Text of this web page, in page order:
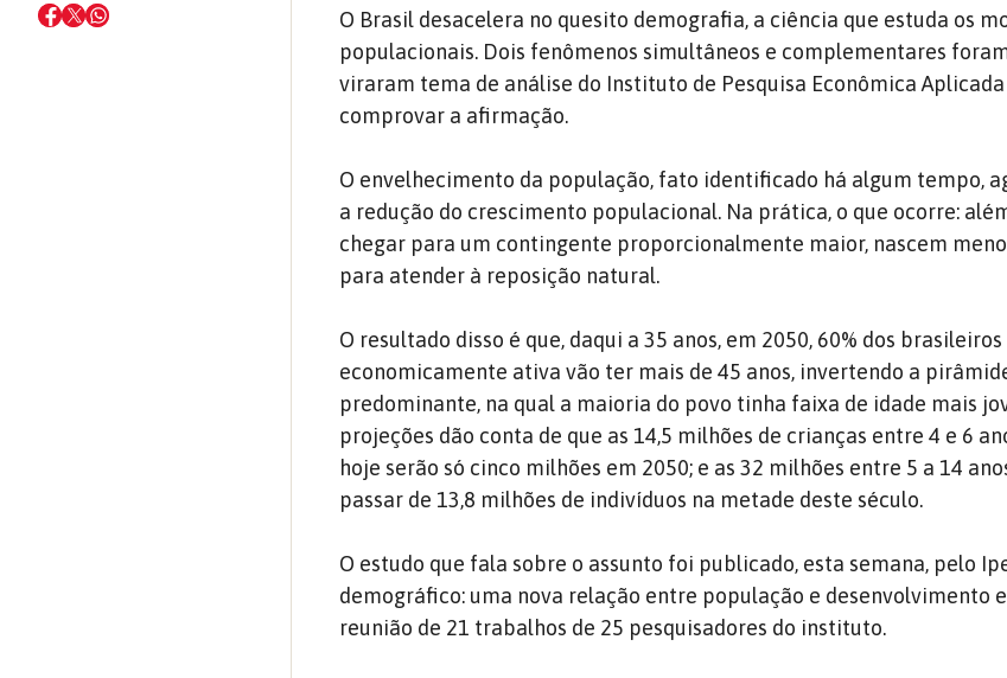
O Brasil desacelera no quesito demografia, a ciência que estuda os
populacionais. Dois fenômenos simultâneos e complementares
viraram tema de análise do Instituto de Pesquisa Econômica
comprovar a afirmação.
O envelhecimento da população, fato identificado há algum tempo,
a redução do crescimento populacional. Na prática, o que ocorre:
chegar para um contingente proporcionalmente maior, nascem
para atender à reposição natural.
O resultado disso é que, daqui a 35 anos, em 2050, 60% dos
economicamente ativa vão ter mais de 45 anos, invertendo a
predominante, na qual a maioria do povo tinha faixa de idade mais
projeções dão conta de que as 14,5 milhões de crianças entre 4 e 6
hoje serão só cinco milhões em 2050; e as 32 milhões entre 5 a 14
passar de 13,8 milhões de indivíduos na metade deste século.
O estudo que fala sobre o assunto foi publicado, esta semana, pelo
demográfico: uma nova relação entre população e desenvolvimento
reunião de 21 trabalhos de 25 pesquisadores do instituto.